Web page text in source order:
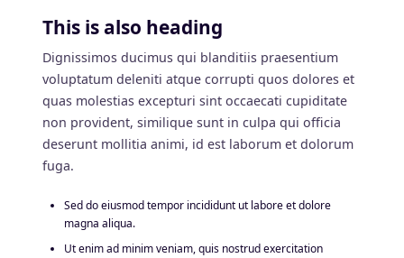
This is also heading
Dignissimos ducimus qui blanditiis praesentium
voluptatum deleniti atque corrupti quos dolores et
quas molestias excepturi sint occaecati cupiditate
non provident, similique sunt in culpa qui officia
deserunt mollitia animi, id est laborum et dolorum
fuga.
Sed do eiusmod tempor incididunt ut labore et dolore
magna aliqua.
Ut enim ad minim veniam, quis nostrud exercitation